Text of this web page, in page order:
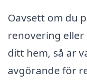
Oavsett om du
renovering
ditt hem, så är
avgörande för